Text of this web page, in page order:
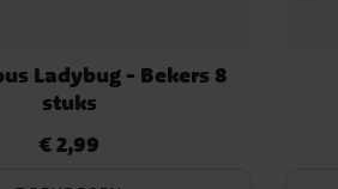
Ladybug - Bekers 8
stuks
Prijs:€ 2,99
€ 2,99